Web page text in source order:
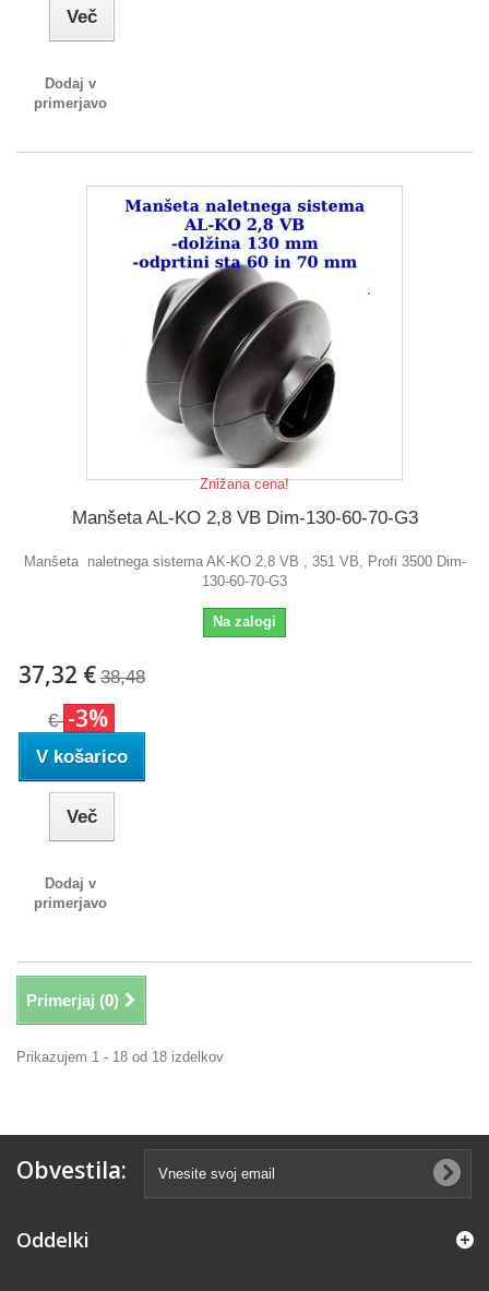
Več
Dodaj v
primerjavo
Znižana cena!
Manšeta AL-KO 2,8 VB Dim-130-60-70-G3
Manšeta naletnega sistema AK-KO 2,8 VB , 351 VB, Profi 3500 Dim-
130-60-70-G3
Na zalogi
37,32 € 38,48
€ -3%
V košarico
Več
Dodaj v
primerjavo
Primerjaj (0)
Prikazujem 1 - 18 od 18 izdelkov
Obvestila:
Oddelki